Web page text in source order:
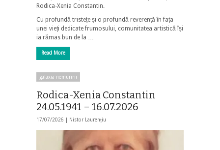
Rodica-Xenia Constantin.
Cu profundă tristețe și o profundă reverență în fața
unei vieți dedicate frumosului, comunitatea artistică își
ia rămas bun de la …
Read More
galaxia nemuririi
Rodica-Xenia Constantin
24.05.1941 – 16.07.2026
17/07/2026 | Nistor Laurențiu